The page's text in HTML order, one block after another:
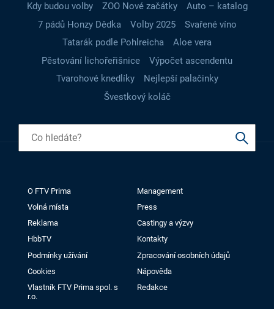
Kdy budou volby
ZOO Nové začátky
Auto – katalog
7 pádů Honzy Dědka
Volby 2025
Svařené víno
Tatarák podle Pohlreicha
Aloe vera
Pěstování lichořeřišnice
Výpočet ascendentu
Tvarohové knedlíky
Nejlepší palačinky
Švestkový koláč
O FTV Prima
Management
Volná místa
Press
Reklama
Castingy a výzvy
HbbTV
Kontakty
Podmínky užívání
Zpracování osobních údajů
Cookies
Nápověda
Vlastník FTV Prima spol. s
r.o.
Redakce